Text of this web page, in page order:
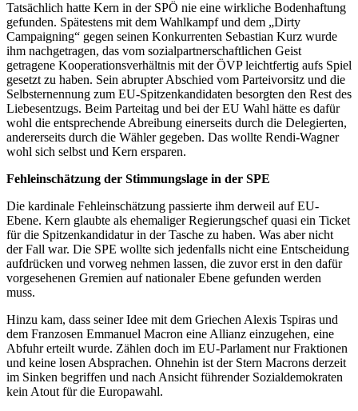
Tatsächlich hatte Kern in der SPÖ nie eine wirkliche Bodenhaftung
gefunden. Spätestens mit dem Wahlkampf und dem „Dirty
Campaigning“ gegen seinen Konkurrenten Sebastian Kurz wurde
ihm nachgetragen, das vom sozialpartnerschaftlichen Geist
getragene Kooperationsverhältnis mit der ÖVP leichtfertig aufs Spiel
gesetzt zu haben. Sein abrupter Abschied vom Parteivorsitz und die
Selbsternennung zum EU-Spitzenkandidaten besorgten den Rest des
Liebesentzugs. Beim Parteitag und bei der EU Wahl hätte es dafür
wohl die entsprechende Abreibung einerseits durch die Delegierten,
andererseits durch die Wähler gegeben. Das wollte Rendi-Wagner
wohl sich selbst und Kern ersparen.
Fehleinschätzung der Stimmungslage in der SPE
Die kardinale Fehleinschätzung passierte ihm derweil auf EU-
Ebene. Kern glaubte als ehemaliger Regierungschef quasi ein Ticket
für die Spitzenkandidatur in der Tasche zu haben. Was aber nicht
der Fall war. Die SPE wollte sich jedenfalls nicht eine Entscheidung
aufdrücken und vorweg nehmen lassen, die zuvor erst in den dafür
vorgesehenen Gremien auf nationaler Ebene gefunden werden
muss.
Hinzu kam, dass seiner Idee mit dem Griechen Alexis Tspiras und
dem Franzosen Emmanuel Macron eine Allianz einzugehen, eine
Abfuhr erteilt wurde. Zählen doch im EU-Parlament nur Fraktionen
und keine losen Absprachen. Ohnehin ist der Stern Macrons derzeit
im Sinken begriffen und nach Ansicht führender Sozialdemokraten
kein Atout für die Europawahl.